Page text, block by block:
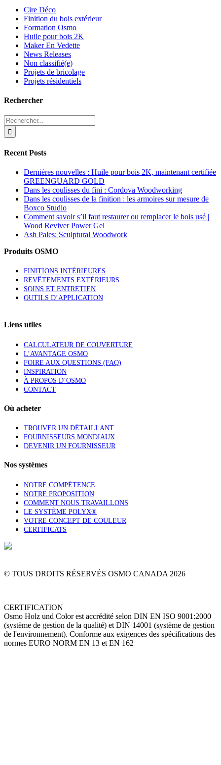
Cire Déco
Finition du bois extérieur
Formation Osmo
Huile pour bois 2K
Maker En Vedette
News Releases
Non classifié(e)
Projets de bricolage
Projets résidentiels
Rechercher
Search
for:
Recent Posts
Dernières nouvelles : Huile pour bois 2K, maintenant certifiée
GREENGUARD GOLD
Dans les coulisses du fini : Cordova Woodworking
Dans les coulisses de la finition : les armoires sur mesure de
Boxco Studio
Comment savoir s’il faut restaurer ou remplacer le bois usé |
Wood Reviver Power Gel
Ash Pales: Sculptural Woodwork
Produits OSMO
FINITIONS INTÉRIEURES
REVÊTEMENTS EXTÉRIEURS
SOINS ET ENTRETIEN
OUTILS D’APPLICATION
Liens utiles
CALCULATEUR DE COUVERTURE
L’AVANTAGE OSMO
FOIRE AUX QUESTIONS (FAQ)
INSPIRATION
À PROPOS D’OSMO
CONTACT
Où acheter
TROUVER UN DÉTAILLANT
FOURNISSEURS MONDIAUX
DEVENIR UN FOURNISSEUR
Nos systèmes
NOTRE COMPÉTENCE
NOTRE PROPOSITION
COMMENT NOUS TRAVAILLONS
LE SYSTÈME POLYX®
VOTRE CONCEPT DE COULEUR
CERTIFICATS
© TOUS DROITS RÉSERVÉS OSMO CANADA 2026
CERTIFICATION
Osmo Holz und Color est accrédité selon DIN EN ISO 9001:2000
(système de gestion de la qualité) et DIN 14001 (système de gestion
de l'environnement). Conforme aux exigences des spécifications des
normes EURO NORM EN 13 et EN 162